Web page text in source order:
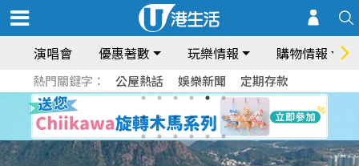
演唱會 優惠著數 玩樂情報 購物情報
熱門關鍵字： 公屋熱話 娛樂新聞 定期存款